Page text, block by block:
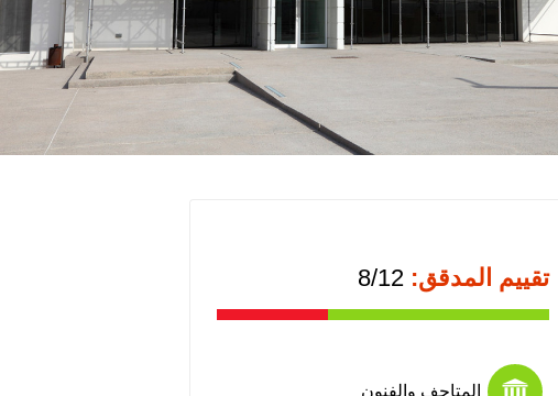
تقييم المدقق:
المتاحف والفنون